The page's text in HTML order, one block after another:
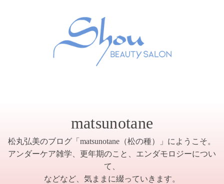
matsunotane
松丸弘美のブログ「matsunotane（松の種）」にようこそ。
アンダーケア雑学、更年期のこと、エンダモロジーについ
て、
などなど、気ままに綴っていきます。